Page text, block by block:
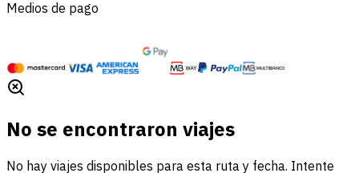
Medios de pago
No se encontraron viajes
No hay viajes disponibles para esta ruta y fecha. Intente